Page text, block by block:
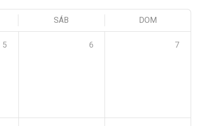
SÁB DOM
5 6 7